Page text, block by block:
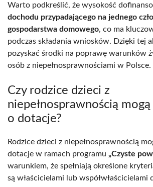
Warto podkreślić, że wysokość
dochodu przypadającego na jednego
gospodarstwa domowego, co ma
podczas składania wniosków. Dzięki tej
pozyskać środki na poprawę warunków
osób z niepełnosprawnościami w Polsce.
Czy rodzice dzieci z
niepełnosprawnością
o dotacje?
Rodzice dzieci z niepełnosprawnością
dotacje w ramach programu „Czyste
warunkiem, że spełniają określone
są właścicielami lub współwłaścicielami